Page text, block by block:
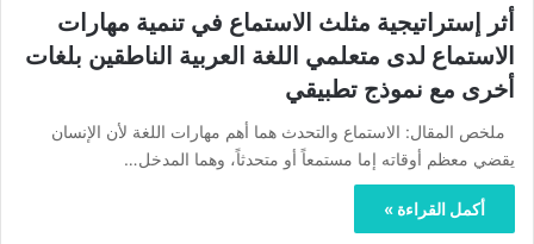
أثر إستراتيجية مثلث الاستماع في تنمية مهارات
الاستماع لدى متعلمي اللغة العربية الناطقين بلغات
أخرى مع نموذج تطبيقي
ملخص المقال: الاستماع والتحدث هما أهم مهارات اللغة لأن الإنسان
يقضي معظم أوقاته إما مستمعاً أو متحدثاً، وهما المدخل…
أكمل القراءة »